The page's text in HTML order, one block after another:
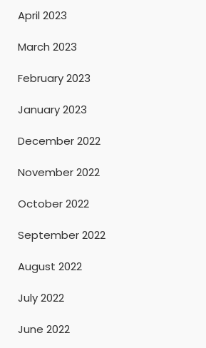
April 2023
March 2023
February 2023
January 2023
December 2022
November 2022
October 2022
September 2022
August 2022
July 2022
June 2022